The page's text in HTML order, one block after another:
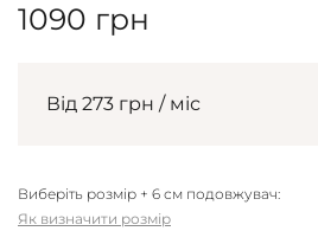
1090 грн
Від 273 грн / міс
Виберіть розмір + 6 см подовжувач:
Як визначити розмір